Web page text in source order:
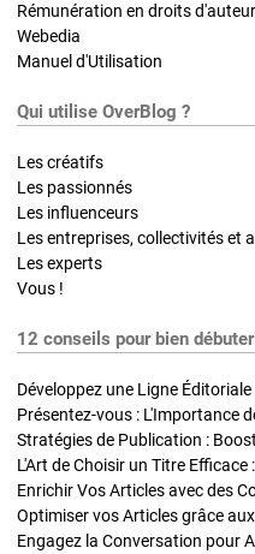
Rémunération en droits d'auteur
Webedia
Manuel d'Utilisation
Qui utilise OverBlog ?
Les créatifs
Les passionnés
Les influenceurs
Les entreprises, collectivités et
Les experts
Vous !
12 conseils pour bien
Développez une Ligne
Présentez-vous : L'Importance
L'Art de Choisir un Titre
Optimiser vos Articles grâce
Engagez la Conversation pour